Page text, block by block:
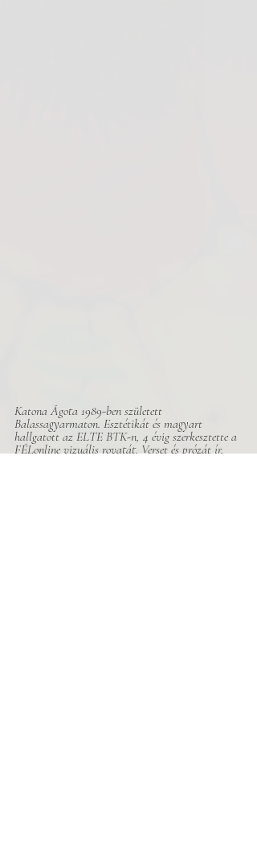
Katona Ágota 1989-ben született
Balassagyarmaton. Esztétikát és magyart
hallgatott az ELTE BTK-n, 4 évig szerkesztette a
FÉLonline vizuális rovatát. Verset és prózát ír,